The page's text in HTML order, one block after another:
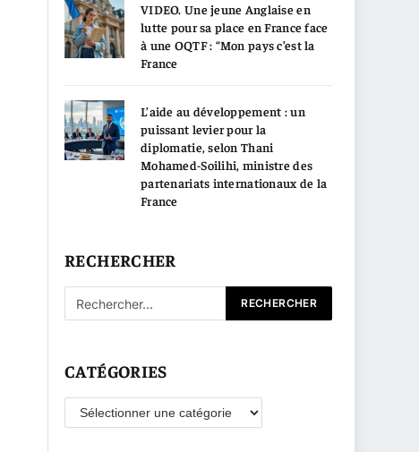
VIDEO. Une jeune Anglaise en
lutte pour sa place en France face
à une OQTF : “Mon pays c’est la
France
L’aide au développement : un
puissant levier pour la
diplomatie, selon Thani
Mohamed-Soilihi, ministre des
partenariats internationaux de la
France
RECHERCHER
CATÉGORIES
Catégories